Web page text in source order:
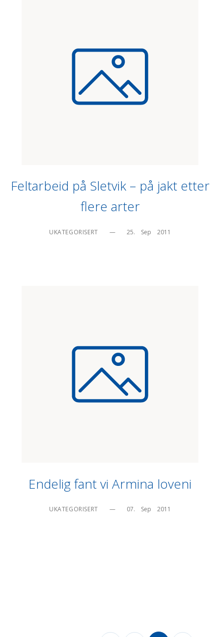
Feltarbeid på Sletvik – på jakt etter
flere arter
UKATEGORISERT — 25.    Sep    2011
Endelig fant vi Armina loveni
UKATEGORISERT — 07.    Sep    2011